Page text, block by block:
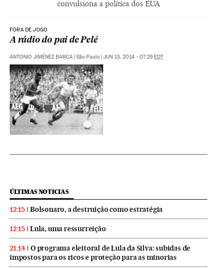
convulsiona a política dos EUA
FORA DE JOGO
A rádio do pai de Pelé
ANTONIO JIMÉNEZ BARCA | São Paulo | JUN 13, 2014 - 07:29 EDT
ÚLTIMAS NOTICIAS
12:15 Bolsonaro, a destruição como estratégia
12:15 Lula, uma ressurreição
21:14
O programa eleitoral de Lula da Silva: subidas de
impostos para os ricos e proteção para as minorias